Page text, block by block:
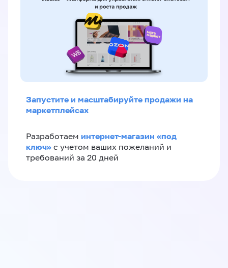
Запустите и масштабируйте продажи на
маркетплейсах
Разработаем интернет-магазин «‎под
ключ»‎ с учетом ваших пожеланий и
требований за 20 дней